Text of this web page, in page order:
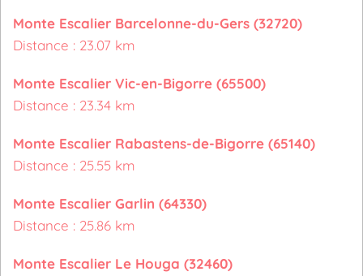
Monte Escalier Barcelonne-du-Gers (32720)
Distance : 23.07 km
Monte Escalier Vic-en-Bigorre (65500)
Distance : 23.34 km
Monte Escalier Rabastens-de-Bigorre (65140)
Distance : 25.55 km
Monte Escalier Garlin (64330)
Distance : 25.86 km
Monte Escalier Le Houga (32460)